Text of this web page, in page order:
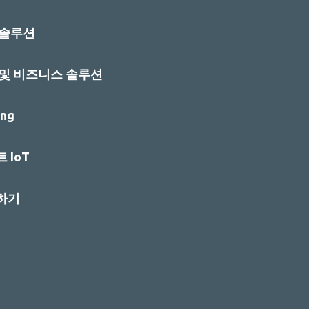
루션
비즈니스 솔루션
IoT
기